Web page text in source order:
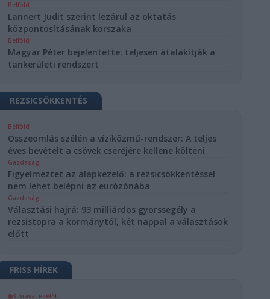
Belföld
Lannert Judit szerint lezárul az oktatás
központosításának korszaka
Belföld
Magyar Péter bejelentette: teljesen átalakítják a
tankerületi rendszert
REZSICSÖKKENTÉS
Belföld
Összeomlás szélén a víziközmű-rendszer: A teljes
éves bevételt a csövek cseréjére kellene költeni
Gazdaság
Figyelmeztet az alapkezelő: a rezsicsökkentéssel
nem lehet belépni az eurózónába
Gazdaság
Választási hajrá: 93 milliárdos gyorssegély a
rezsistopra a kormánytól, két nappal a választások
előtt
FRISS HÍREK
3 órával ezelőtt